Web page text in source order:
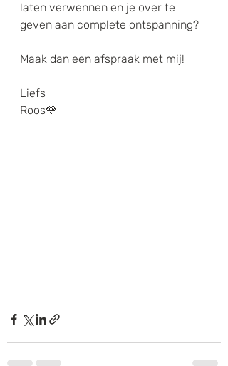
laten verwennen en je over te
geven aan complete ontspanning?
Maak dan een afspraak met mij!
Liefs
Roos🌹